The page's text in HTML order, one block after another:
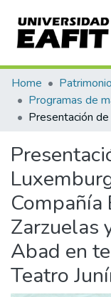
Communities &
All of DSpace
Home
Compañía
Zarzuelas
Abad en
Teatro